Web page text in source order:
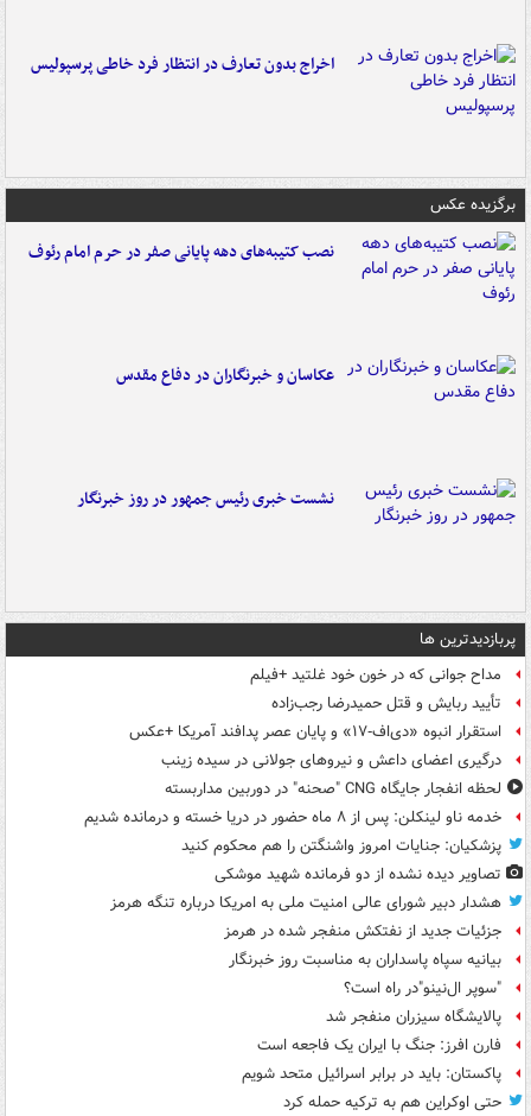
اخراج بدون تعارف در انتظار فرد خاطی پرسپولیس
برگزیده عکس
نصب کتیبه‌های دهه پایانی صفر در حرم امام رئوف
عکاسان و خبرنگاران در دفاع مقدس
نشست خبری رئیس جمهور در روز خبرنگار
پربازدیدترین ها
مداح جوانی که در خون خود غلتید +فیلم
تأیید ربایش و قتل حمیدرضا رجب‌زاده
استقرار انبوه «دی‌اف‑۱۷» و پایان عصر پدافند آمریکا +عکس
درگیری اعضای داعش و نیروهای جولانی در سیده زینب
لحظه انفجار جایگاه CNG "صحنه" در دوربین مداربسته
خدمه ناو لینکلن: پس از ۸ ماه حضور در دریا خسته و درمانده‌ شدیم
پزشکیان: جنایات امروز واشنگتن را هم محکوم کنید
تصاویر دیده‌ نشده از دو فرمانده شهید موشکی
هشدار دبیر شورای عالی امنیت ملی به امریکا درباره تنگه هرمز
جزئیات جدید از نفتکش منفجر شده در هرمز
بیانیه سپاه پاسداران به مناسبت روز خبرنگار
"سوپر ال‌نینو"در راه است؟
پالایشگاه سیزران منفجر شد
فارن افرز: جنگ با ایران یک فاجعه است
پاکستان: باید در برابر اسرائیل متحد شویم
حتی اوکراین هم به ترکیه حمله کرد